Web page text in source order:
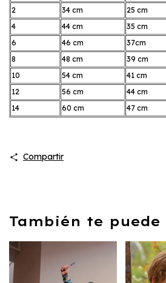
2 34 cm
25 cm
4
44 cm
35 cm
6
46 cm
37cm
8
48 cm
39 cm
10
54 cm
41 cm
12
56 cm
44 cm
14
60 cm 47 cm
Compartir
También te puede